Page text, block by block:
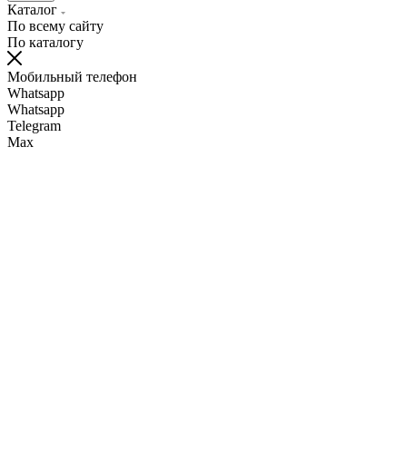
Каталог
По всему сайту
По каталогу
Мобильный телефон
Whatsapp
Whatsapp
Telegram
Max